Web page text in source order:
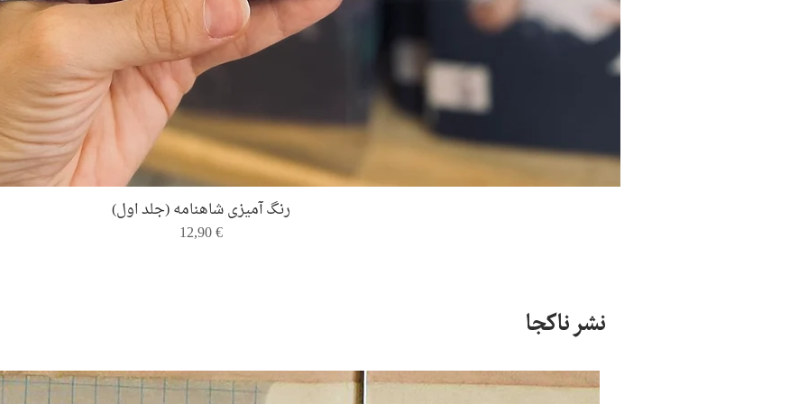
Quick View
رنگ ‌آمیزی شاهنامه (جلد اول)
Price
12,90 €
نشر ناکجا